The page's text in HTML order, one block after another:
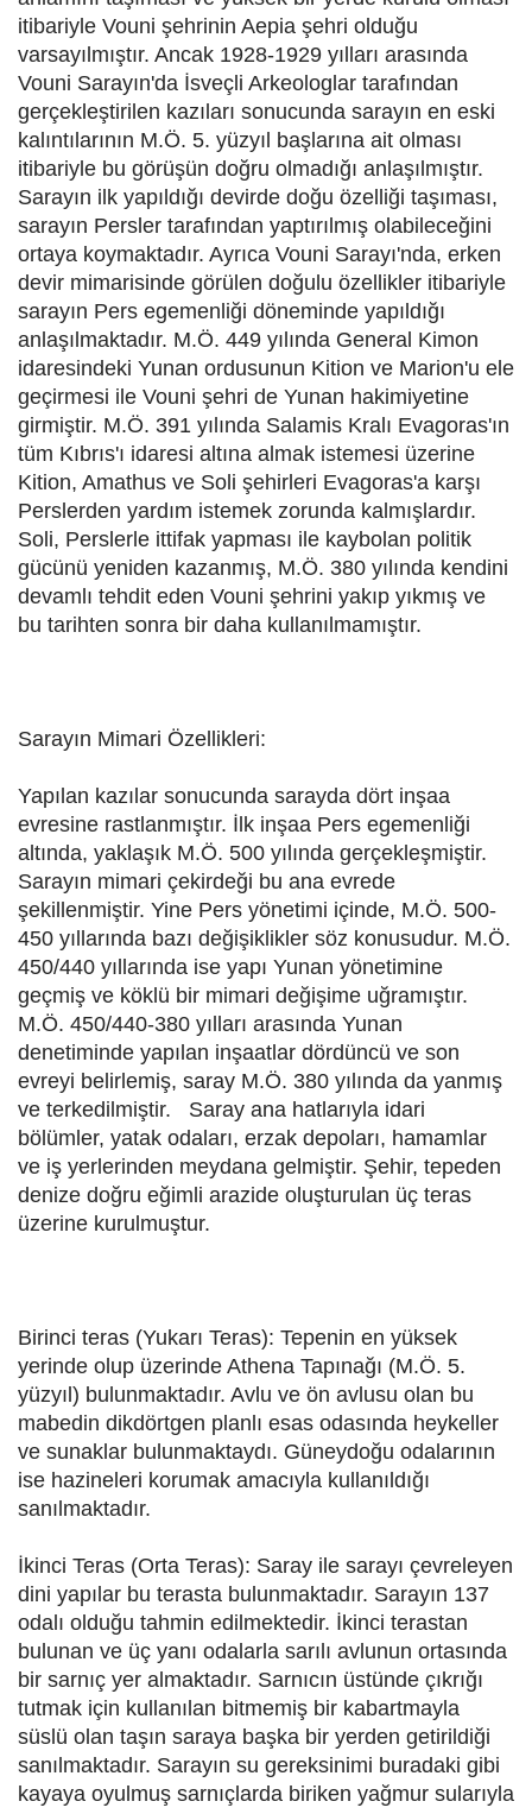
itibariyle Vouni şehrinin Aepia şehri olduğu
varsayılmıştır. Ancak 1928-1929 yılları arasında
Vouni Sarayın'da İsveçli Arkeologlar tarafından
gerçekleştirilen kazıları sonucunda sarayın en eski
kalıntılarının M.Ö. 5. yüzyıl başlarına ait olması
itibariyle bu görüşün doğru olmadığı anlaşılmıştır.
Sarayın ilk yapıldığı devirde doğu özelliği taşıması,
sarayın Persler tarafından yaptırılmış olabileceğini
ortaya koymaktadır. Ayrıca Vouni Sarayı'nda, erken
devir mimarisinde görülen doğulu özellikler itibariyle
sarayın Pers egemenliği döneminde yapıldığı
anlaşılmaktadır. M.Ö. 449 yılında General Kimon
idaresindeki Yunan ordusunun Kition ve Marion'u ele
geçirmesi ile Vouni şehri de Yunan hakimiyetine
girmiştir. M.Ö. 391 yılında Salamis Kralı Evagoras'ın
tüm Kıbrıs'ı idaresi altına almak istemesi üzerine
Kition, Amathus ve Soli şehirleri Evagoras'a karşı
Perslerden yardım istemek zorunda kalmışlardır.
Soli, Perslerle ittifak yapması ile kaybolan politik
gücünü yeniden kazanmış, M.Ö. 380 yılında kendini
devamlı tehdit eden Vouni şehrini yakıp yıkmış ve
bu tarihten sonra bir daha kullanılmamıştır.
Sarayın Mimari Özellikleri:
Yapılan kazılar sonucunda sarayda dört inşaa
evresine rastlanmıştır. İlk inşaa Pers egemenliği
altında, yaklaşık M.Ö. 500 yılında gerçekleşmiştir.
Sarayın mimari çekirdeği bu ana evrede
şekillenmiştir. Yine Pers yönetimi içinde, M.Ö. 500-
450 yıllarında bazı değişiklikler söz konusudur. M.Ö.
450/440 yıllarında ise yapı Yunan yönetimine
geçmiş ve köklü bir mimari değişime uğramıştır.
M.Ö. 450/440-380 yılları arasında Yunan
denetiminde yapılan inşaatlar dördüncü ve son
evreyi belirlemiş, saray M.Ö. 380 yılında da yanmış
ve terkedilmiştir. Saray ana hatlarıyla idari
bölümler, yatak odaları, erzak depoları, hamamlar
ve iş yerlerinden meydana gelmiştir. Şehir, tepeden
denize doğru eğimli arazide oluşturulan üç teras
üzerine kurulmuştur.
Birinci teras (Yukarı Teras): Tepenin en yüksek
yerinde olup üzerinde Athena Tapınağı (M.Ö. 5.
yüzyıl) bulunmaktadır. Avlu ve ön avlusu olan bu
mabedin dikdörtgen planlı esas odasında heykeller
ve sunaklar bulunmaktaydı. Güneydoğu odalarının
ise hazineleri korumak amacıyla kullanıldığı
sanılmaktadır.
İkinci Teras (Orta Teras): Saray ile sarayı çevreleyen
dini yapılar bu terasta bulunmaktadır. Sarayın 137
odalı olduğu tahmin edilmektedir. İkinci terastan
bulunan ve üç yanı odalarla sarılı avlunun ortasında
bir sarnıç yer almaktadır. Sarnıcın üstünde çıkrığı
tutmak için kullanılan bitmemiş bir kabartmayla
süslü olan taşın saraya başka bir yerden getirildiği
sanılmaktadır. Sarayın su gereksinimi buradaki gibi
kayaya oyulmuş sarnıçlarda biriken yağmur sularıyla